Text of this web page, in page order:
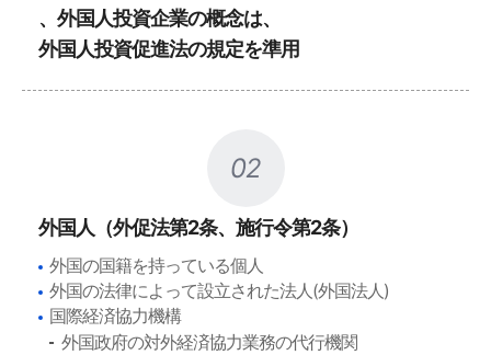
、外国人投資企業の概念は、
外国人投資促進法の規定を準用
02
外国人（外促法第2条、施行令第2条）
外国の国籍を持っている個人
外国の法律によって設立された法人(外国法人)
国際経済協力機構
外国政府の対外経済協力業務の代行機関